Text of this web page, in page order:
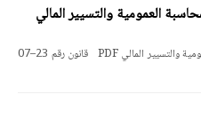
المحاسبة العمومية والتسيير المالي
قانون رقم 23-07، يتعلق بقواعد المحاسبة العمومية والتسيير المالي PDF قانون رقم 23–07